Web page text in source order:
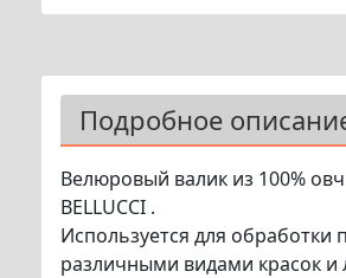
Подробное
Велюровый валик из 100%
BELLUCCI .
Используется для обработки
различными видами красок и